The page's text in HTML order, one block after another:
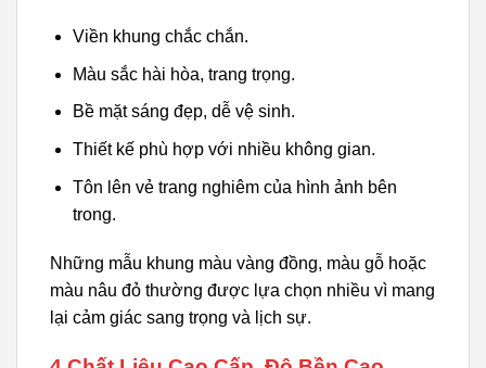
Viền khung chắc chắn.
Màu sắc hài hòa, trang trọng.
Bề mặt sáng đẹp, dễ vệ sinh.
Thiết kế phù hợp với nhiều không gian.
Tôn lên vẻ trang nghiêm của hình ảnh bên
trong.
Những mẫu khung màu vàng đồng, màu gỗ hoặc
màu nâu đỏ thường được lựa chọn nhiều vì mang
lại cảm giác sang trọng và lịch sự.